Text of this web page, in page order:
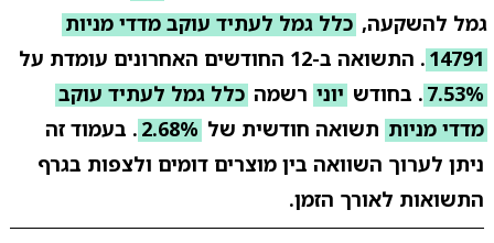
גמל להשקעה, כלל גמל לעתיד עוקב מדדי מניות
14791 . התשואה ב-12 החודשים האחרונים עומדת על
7.53% . בחודש יוני רשמה כלל גמל לעתיד עוקב
מדדי מניות תשואה חודשית של 2.68% . בעמוד זה
ניתן לערוך השוואה בין מוצרים דומים ולצפות בגרף
התשואות לאורך הזמן.